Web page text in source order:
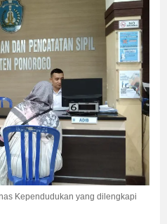
Kependudukan yang dilengkapi